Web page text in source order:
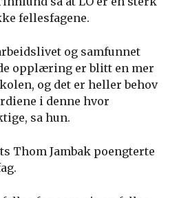
fellesfagene.
og samfunnet
opplæring er blitt en mer
og det er heller behov
i denne hvor
sa hun.
Thom Jambak poengterte